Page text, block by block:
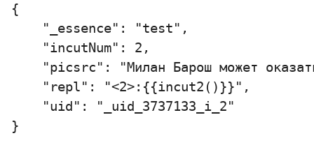
{
    "_essence": "test",
    "incutNum": 2,
"picsrc": "Милан Барош может
    "repl": "<2>:{{incut2()}}",
    "uid": "_uid_3737133_i_2"